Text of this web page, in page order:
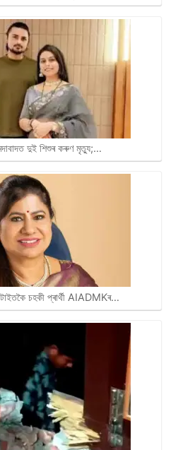
দুই শিশুৰ কৰুণ মৃত্যু;…
চহকী প্ৰাৰ্থী AIADMKৰ…